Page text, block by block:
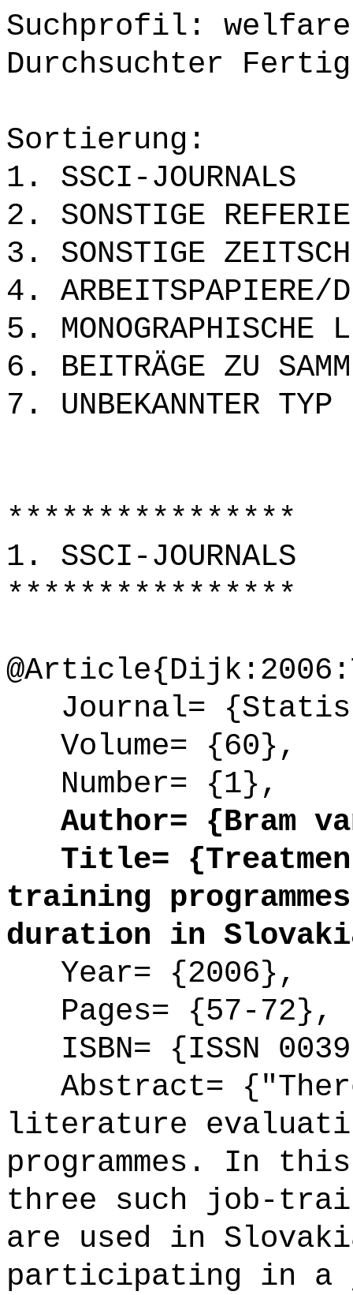
Suchprofil:
Durchsuchter
Sortierung:
1. SSCI-JOURNALS
2. SONSTIGE
3. SONSTIGE
4. ARBEITSPAPIERE/
5. MONOGRAPHISCHE
6. BEITRÄGE ZU
7. UNBEKANNTER TYP
****************
1. SSCI-JOURNALS
****************
Journal=
Volume= {60},
Number= {1},
Author= {Bram
Title=
training
duration in
Year= {2006},
Pages= {57-72},
ISBN= {ISSN
Abstract=
literature
programmes. In
three such job-
are used in
participating in a